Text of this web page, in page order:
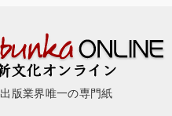
出版業界唯一の専門紙